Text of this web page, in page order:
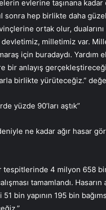
evlerine taşınana kadar
sonra hep birlikte daha
ortak olur,
devletimiz, milletimiz var.
için buradaydı. Yardım
bir anlayış
birlikte yürüteceğiz.”
yüzde 90’ları aştık”
ne kadar ağır hasar
tespitlerinde 4 milyon 658
tamamlandı.
bin yapının 195 bin